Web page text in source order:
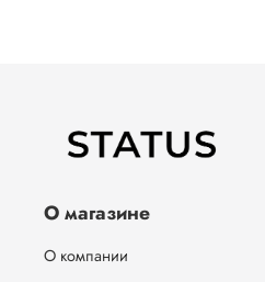
О магазине
О компании